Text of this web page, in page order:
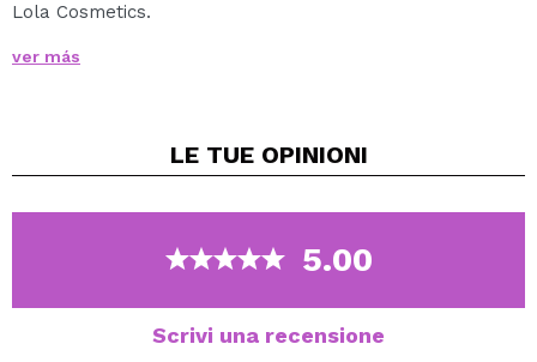
Lola Cosmetics.
Trattamento intensivo condizionante e idratante con oli
Gli oli vegetali lasciano i capelli morbidi e idratati.
Particolarmente adatto per capelli secchi e ribelli.
ver más
LE TUE OPINIONI
5.00
Scrivi una recensione